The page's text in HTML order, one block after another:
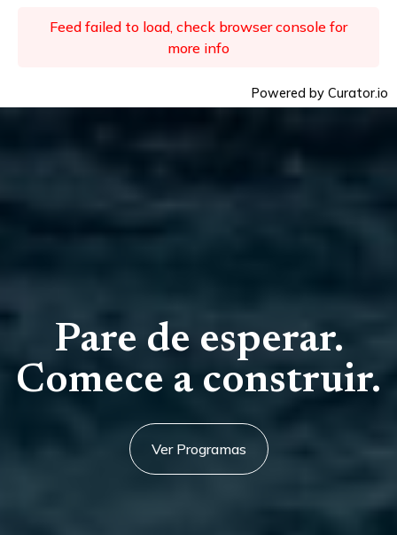
Feed failed to load, check browser console for
more info
Powered by Curator.io
Pare de esperar.
Comece a construir.
Ver Programas